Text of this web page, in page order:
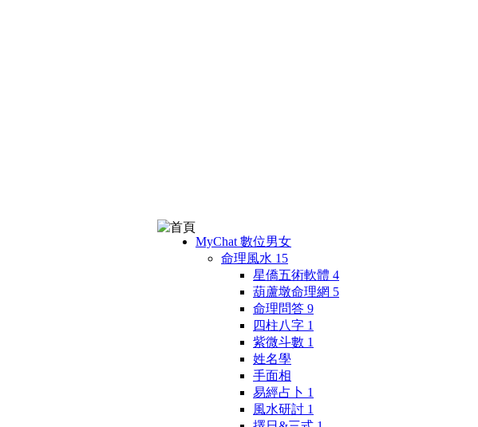
MyChat 數位男女
命理風水 15
星僑五術軟體 4
葫蘆墩命理網 5
命理問答 9
四柱八字 1
紫微斗數 1
姓名學
手面相
易經占卜 1
風水研討 1